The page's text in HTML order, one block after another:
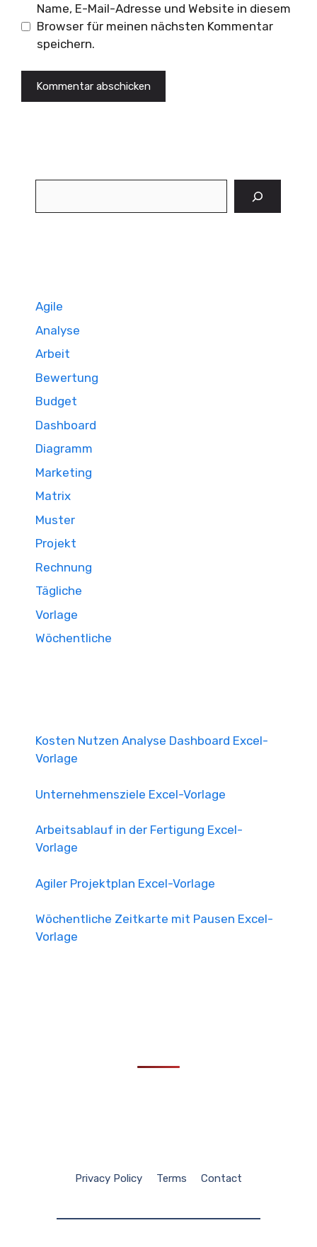
Name, E-Mail-Adresse und Website in diesem
Browser für meinen nächsten Kommentar
speichern.
Agile
Analyse
Arbeit
Bewertung
Budget
Dashboard
Diagramm
Marketing
Matrix
Muster
Projekt
Rechnung
Tägliche
Vorlage
Wöchentliche
Kosten Nutzen Analyse Dashboard Excel-
Vorlage
Unternehmensziele Excel-Vorlage
Arbeitsablauf in der Fertigung Excel-
Vorlage
Agiler Projektplan Excel-Vorlage
Wöchentliche Zeitkarte mit Pausen Excel-
Vorlage
Privacy Policy Terms Contact